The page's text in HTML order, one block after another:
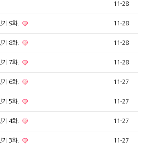
11-28
기 9화. 11-28
기 8화. 11-28
기 7화. 11-28
기 6화. 11-27
기 5화. 11-27
기 4화. 11-27
기 3화. 11-27